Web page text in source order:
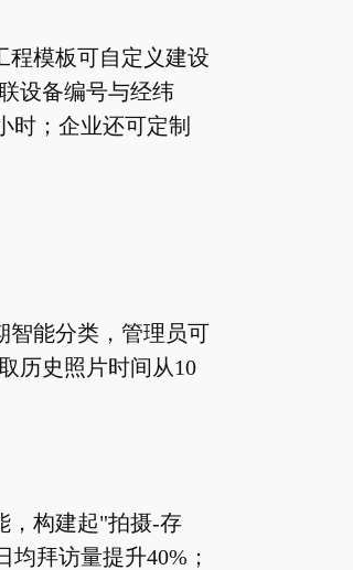
程模板可自定义建设
设备编号与经纬
时；企业还可定制
智能分类，管理员可
历史照片时间从10
，构建起"拍摄-存
拜访量提升40%；